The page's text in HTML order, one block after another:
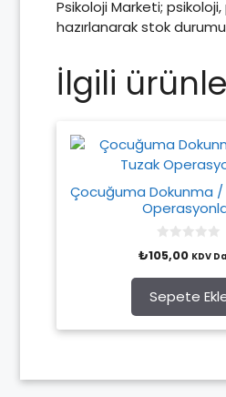
Psikoloji Marketi;
hazırlanarak stok
İlgili
Çocuğuma Dokunma /
0
o
t
o
f
5
₺105,00 KDV
Sepete